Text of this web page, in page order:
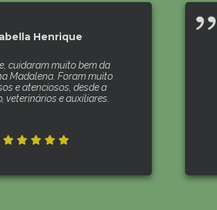
Henrique
cuidaram muito bem da
Madalena. Foram muito
e atenciosos, desde a
veterinários e auxiliares.